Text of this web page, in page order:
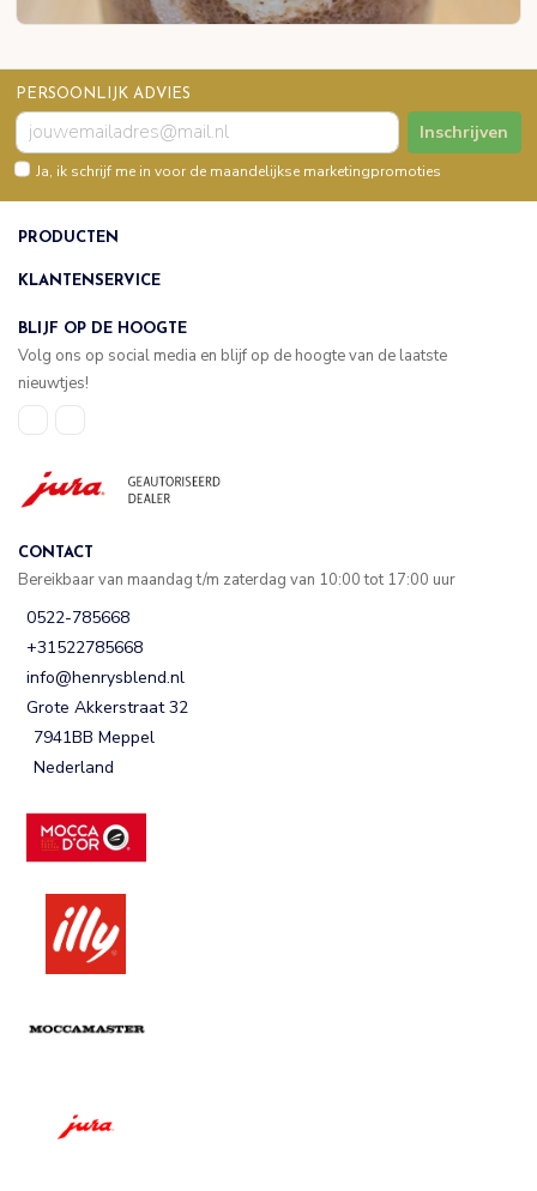
PERSOONLIJK ADVIES
Inschrijven
Ja, ik schrijf me in voor de maandelijkse marketingpromoties
PRODUCTEN
KLANTENSERVICE
BLIJF OP DE HOOGTE
Volg ons op social media en blijf op de hoogte van de laatste
nieuwtjes!
CONTACT
Bereikbaar van maandag t/m zaterdag van 10:00 tot 17:00 uur
0522-785668
+31522785668
info@henrysblend.nl
Grote Akkerstraat 32
7941BB Meppel
Nederland